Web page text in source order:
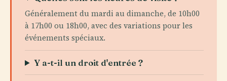
Généralement du mardi au dimanche, de 10h00
à 17h00 ou 18h00, avec des variations pour les
événements spéciaux.
Y a-t-il un droit d'entrée ?